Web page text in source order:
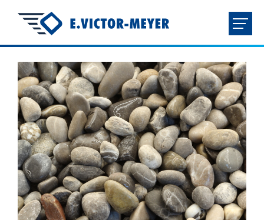
ACCUEIL
ENTREPRISE
PRODUITS
TÉLÉCHARGEMENTS
FR NL EN DE